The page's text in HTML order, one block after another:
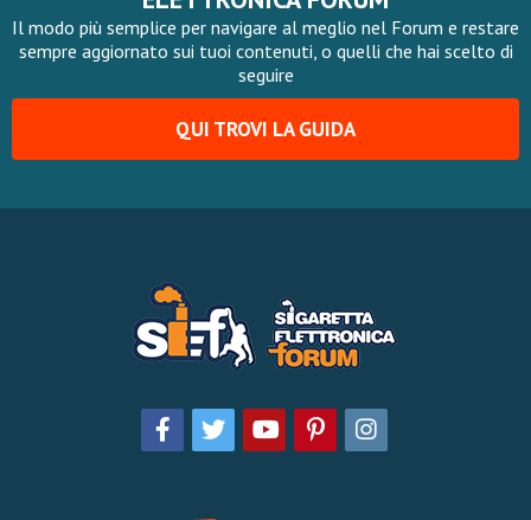
Il modo più semplice per navigare al meglio nel Forum e restare
sempre aggiornato sui tuoi contenuti, o quelli che hai scelto di
seguire
QUI TROVI LA GUIDA